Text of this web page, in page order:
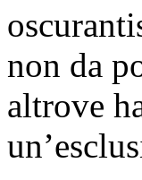
non da
altrove